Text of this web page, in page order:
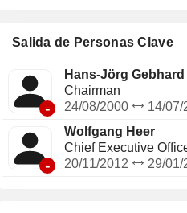
azucarados especiales,
envasar en porciones,
preparados de frutas y otros.
Salida de Personas Clave
-
Hans-Jörg Gebhard
Chairman
24/08/2000
14/07/
-
Wolfgang Heer
Chief Executive
20/11/2012
29/01/